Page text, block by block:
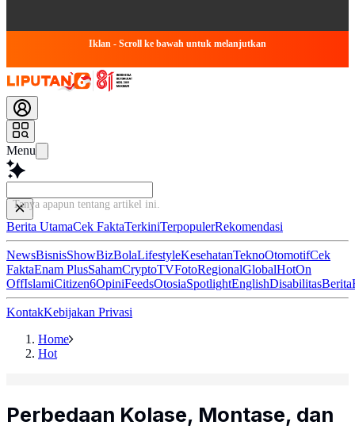
Iklan - Scroll ke bawah untuk melanjutkan
Menu
Tanya apapun tentang art
Berita UtamaCek FaktaTerkiniTerpopulerRekomendasi
NewsBisnisShowBizBolaLifestyleKesehatanTeknoOtomotifCek
FaktaEnam PlusSahamCryptoTVFotoRegionalGlobalHotOn
OffIslamiCitizen6OpiniFeedsOtosiaSpotlightEnglishDisabilitasBerita
KontakKebijakan Privasi
Home
Hot
Perbedaan Kolase, Montase, dan